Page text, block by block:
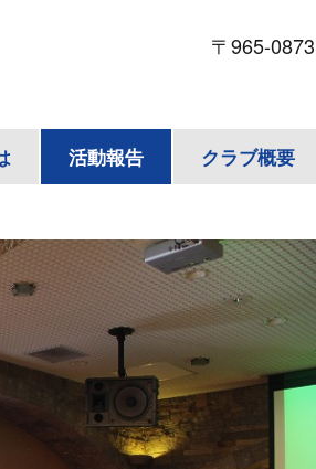
〒965-
活動報告 クラブ概要